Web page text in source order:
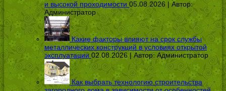
и высокой проходимости 05.08.2026 | Автор:
Администратор
Какие факторы влияют на срок службы
металлических конструкций в условиях открытой
эксплуатации 02.08.2026 | Автор:Администратор
Как выбрать технологию строительства